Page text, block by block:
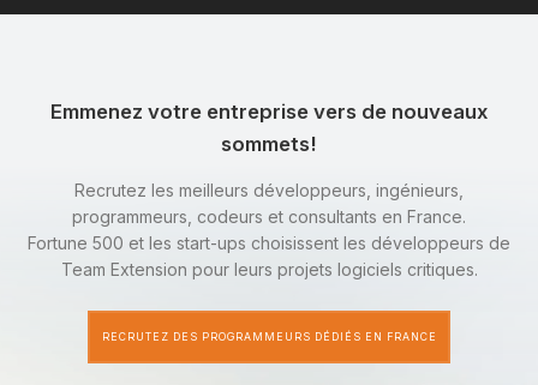
Emmenez votre entreprise vers de nouveaux
sommets!
Recrutez les meilleurs développeurs, ingénieurs,
programmeurs, codeurs et consultants en France.
Fortune 500 et les start-ups choisissent les développeurs de
Team Extension pour leurs projets logiciels critiques.
RECRUTEZ DES PROGRAMMEURS DÉDIÉS EN FRANCE